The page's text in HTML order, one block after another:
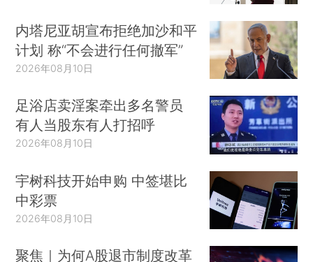
内塔尼亚胡宣布拒绝加沙和平
计划 称“不会进行任何撤军”
2026年08月10日
足浴店卖淫案牵出多名警员
有人当股东有人打招呼
2026年08月10日
宇树科技开始申购 中签堪比
中彩票
2026年08月10日
聚焦｜为何A股退市制度改革